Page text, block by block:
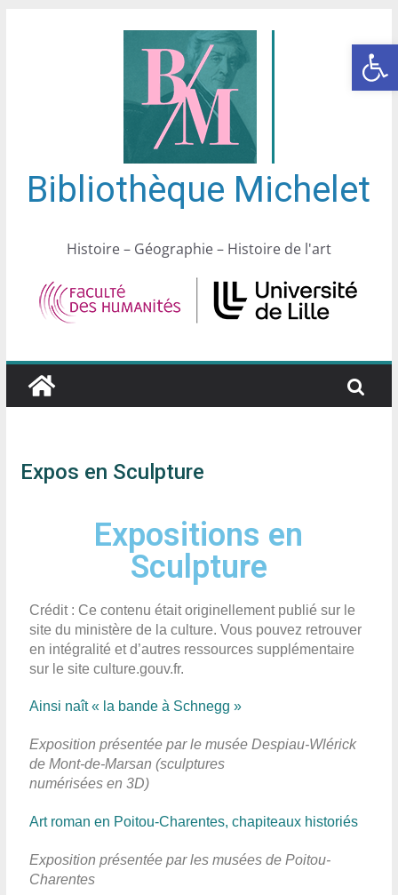
Ouvrir la barre d’outils
Bibliothèque Michelet
Histoire – Géographie – Histoire de l'art
Expos en Sculpture
Expositions en
Sculpture
Crédit : Ce contenu était originellement publié sur le
site du ministère de la culture. Vous pouvez retrouver
en intégralité et d’autres ressources supplémentaire
sur le site culture.gouv.fr.
Ainsi naît « la bande à Schnegg »
Exposition présentée par le musée Despiau-Wlérick
de Mont-de-Marsan (sculptures
numérisées en 3D)
Art roman en Poitou-Charentes, chapiteaux historiés
Exposition présentée par les musées de Poitou-
Charentes